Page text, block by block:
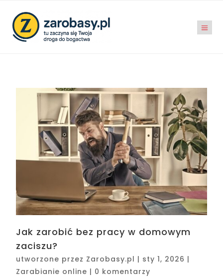
Jak zarobić bez pracy w domowym
zaciszu?
utworzone przez Zarobasy.pl | sty 1, 2026 |
Zarabianie online | 0 komentarzy